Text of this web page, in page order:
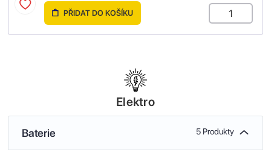
PŘIDAT DO KOŠÍKU
Elektro
Baterie 5 Produkty